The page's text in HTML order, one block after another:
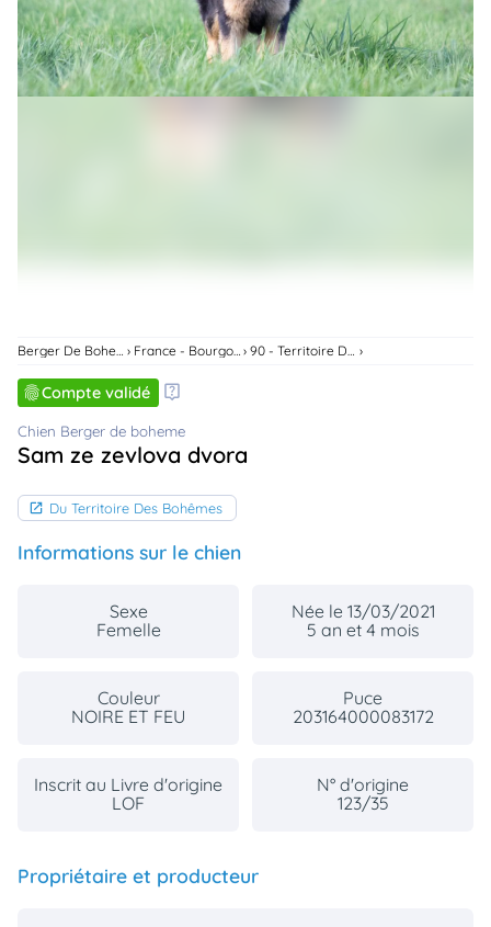
Connexion
Compte validé
Chien Berger de boheme
Sam ze zevlova dvora
Du Territoire Des Bohêmes
Informations sur le chien
Sexe
Femelle
Née le 13/03/2021
5 an et 4 mois
Couleur
NOIRE ET FEU
Puce
203164000083172
Inscrit au Livre d'origine
LOF
N° d'origine
123/35
Propriétaire et producteur